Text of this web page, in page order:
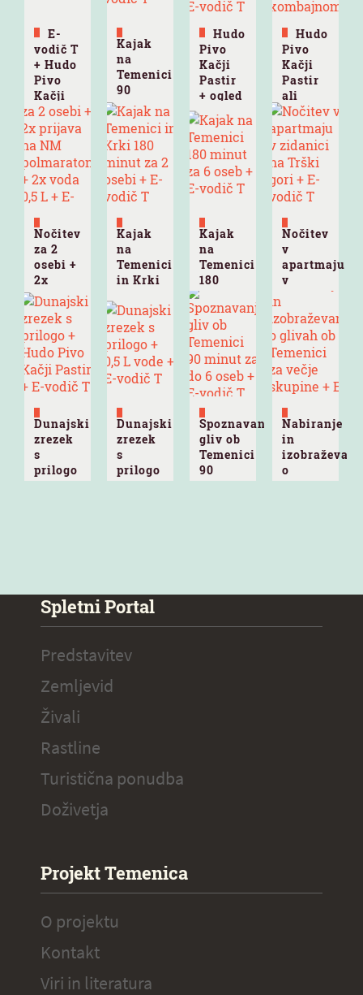
E-
vodič T
+ Hudo
Pivo
Kačji
Pastir
Kajak
na
Temenici
90
minut
za 2
osebi +
E-vodič
T
Hudo
Pivo
Kačji
Pastir
+ ogled
Kobilarne
+ E-
vodič T
Hudo
Pivo
Kačji
Pastir
ali
voda
0,5 L +
30
minut
vožnje
s
kombajnom
+ E-
vodič T
Nočitev
za 2
osebi +
2x
prijava
na NM
polmaraton
+ 2x
voda
0,5 L +
E-vodič
Kajak
na
Temenici
in Krki
minut
za 2
osebi +
E-vodič
T
Kajak
na
Temenici
180
za 6
oseb +
E-vodič
T
Nočitev
v
apartmaju
v
zidanici
na
Trški
gori +
E-vodič
T
Dunajski
zrezek
s
prilogo
+ Hudo
Dunajski
zrezek
s
prilogo
+ 0,5 L
Spoznavanje
gliv ob
Temenici
90
minut
Nabiranje
in
o
glivah
vodič T
Spletni Portal
Predstavitev
Zemljevid
Živali
Rastline
Turistična ponudba
Doživetja
Projekt Temenica
O projektu
Kontakt
Viri in literatura